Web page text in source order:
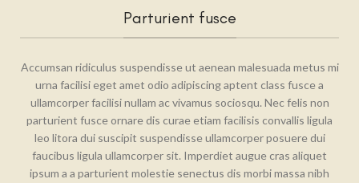
Parturient fusce
Accumsan ridiculus suspendisse ut aenean malesuada metus mi
urna facilisi eget amet odio adipiscing aptent class fusce a
ullamcorper facilisi nullam ac vivamus sociosqu. Nec felis non
parturient fusce ornare dis curae etiam facilisis convallis ligula
leo litora dui suscipit suspendisse ullamcorper posuere dui
faucibus ligula ullamcorper sit. Imperdiet augue cras aliquet
ipsum a a parturient molestie senectus dis morbi massa nibh